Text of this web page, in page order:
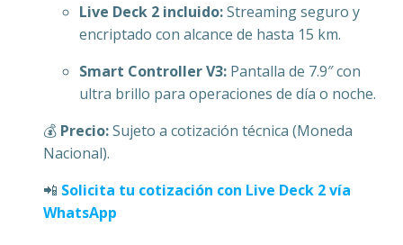
Live Deck 2 incluido:Streaming seguro y
encriptado con alcance de hasta 15 km.
Smart Controller V3: Pantalla de 7.9″ con
ultra brillo para operaciones de día o noche.
💰 Precio:Sujeto a cotización técnica (Moneda
Nacional).
📲 Solicita tu cotización con Live Deck 2 vía
WhatsApp